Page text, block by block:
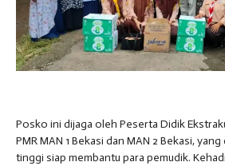
Posko ini dijaga oleh Peserta Didik
PMR MAN 1 Bekasi dan MAN 2 Bekasi,
tinggi siap membantu para pemudik.